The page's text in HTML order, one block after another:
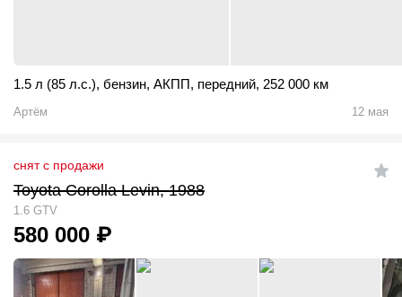
1.5 л (85 л.с.), бензин, АКПП, передний, 252 000 км
Артём 12 мая
снят с продажи
Toyota Corolla Levin, 1988
1.6 GTV
580 000 ₽